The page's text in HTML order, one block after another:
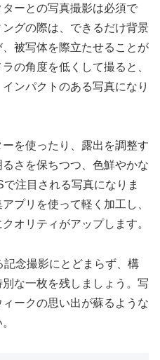
ーとの写真撮影は必須で
グの際は、できるだけ背景
被写体を際立たせることが
の角度を低くして撮ると、
ンパクトのある写真になり
を使ったり、露出を調整す
さを保ちつつ、色鮮やかな
注目される写真になりま
プリを使って軽く加工し、
オリティがアップします。
念撮影にとどまらず、構
な一枚を残しましょう。写
ークの思い出が蘇るような